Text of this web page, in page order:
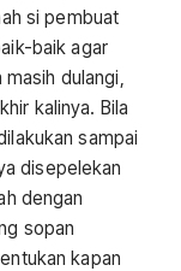
si pembuat
baik agar
dulangi,
kalinya. Bila
sampai
disepelekan
dengan
sopan
kapan